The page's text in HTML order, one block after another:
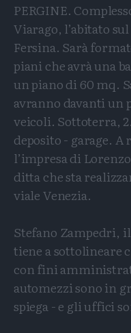
PERGINE.
Viarago, l’abitato
Fersina. Sarà
piani che avrà una
un piano di 60 mq.
avranno davanti un
veicoli. Sottoterra,
deposito - garage. A
l’impresa di
ditta che sta
viale Venezia.
Stefano Zampedri,
tiene a sottolineare
con fini
automezzi sono in
spiega - e gli uffici